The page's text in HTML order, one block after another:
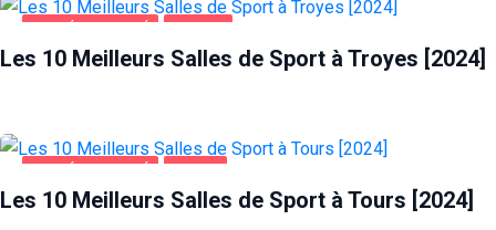
Les 10 Meilleurs Salles de Sport à Troyes [2024]
Les 10 Meilleurs Salles de Sport à Tours [2024]